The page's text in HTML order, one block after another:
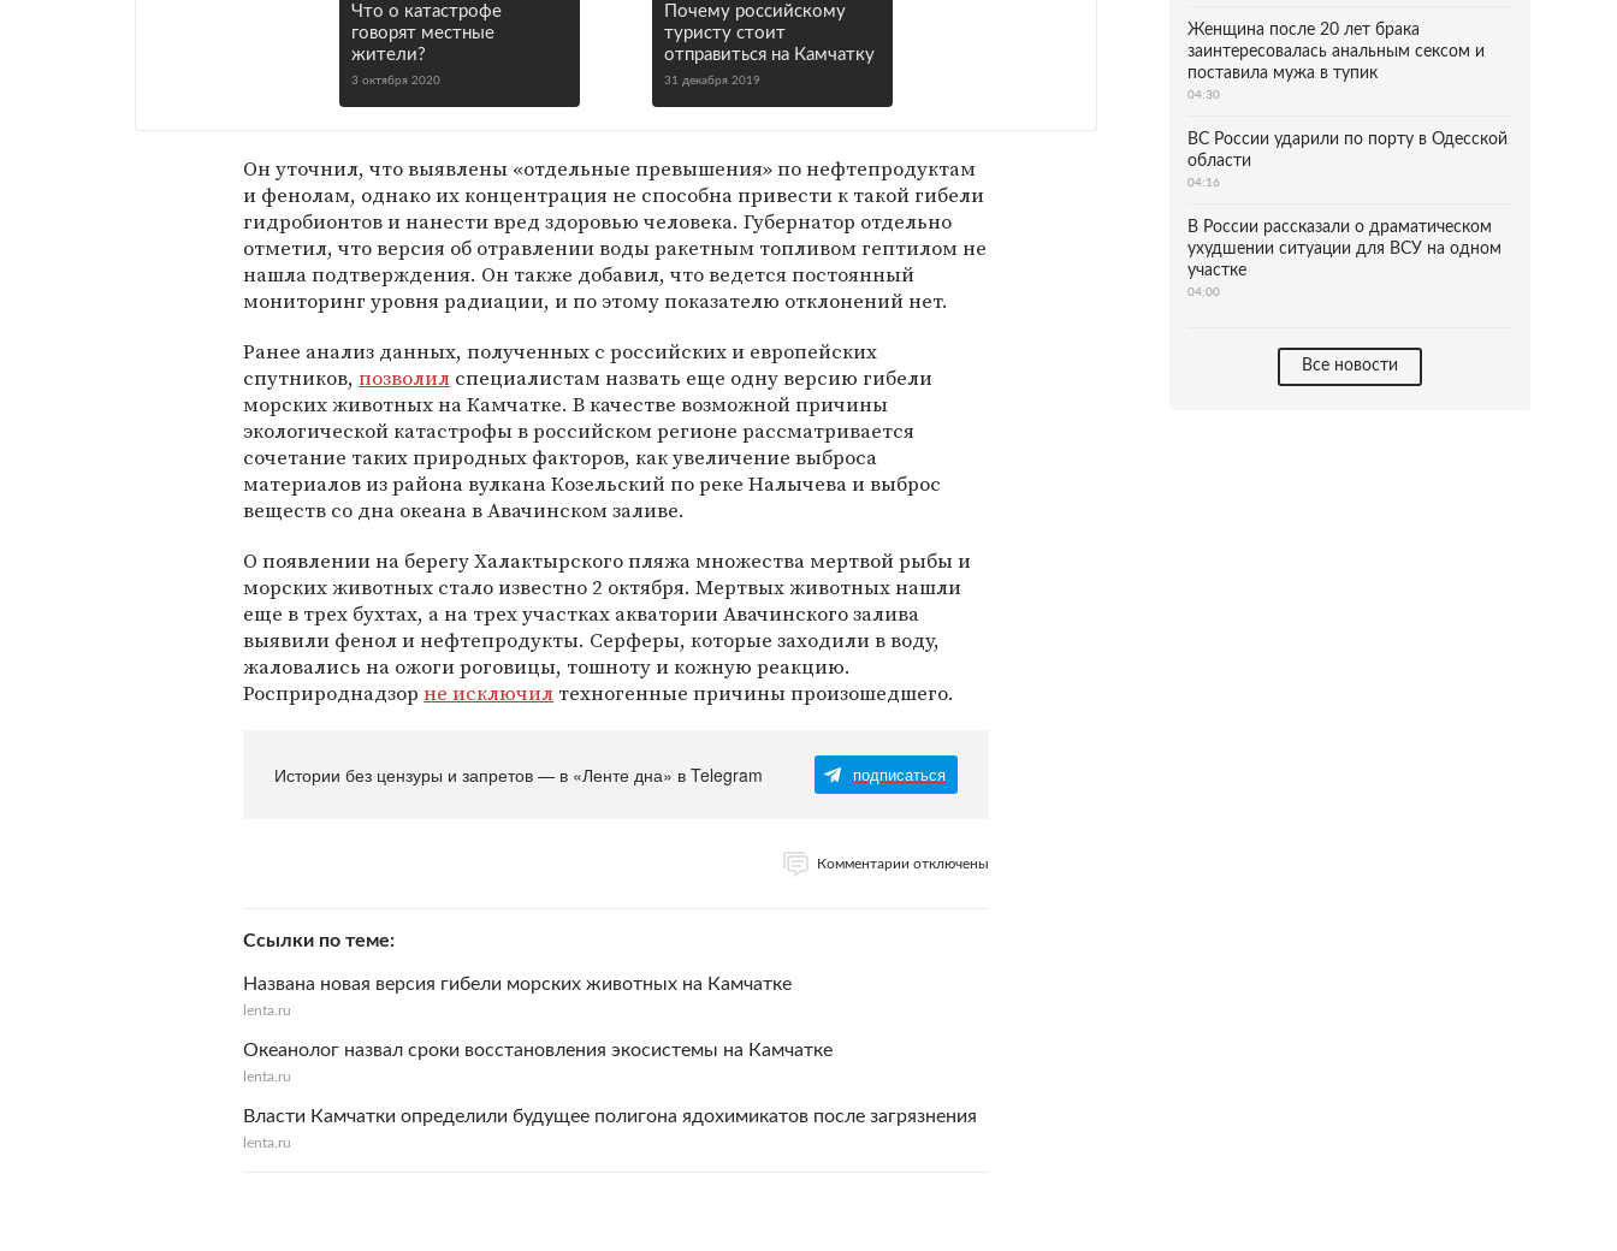
Что о катастрофе
говорят местные
жители?
3 октября 2020
Почему российскому
туристу стоит
отправиться на Камчатку
31 декабря 2019
Он уточнил, что выявлены «отдельные превышения» по нефтепродуктам
и фенолам, однако их концентрация не способна привести к такой гибели
гидробионтов и нанести вред здоровью человека. Губернатор отдельно
отметил, что версия об отравлении воды ракетным топливом гептилом не
нашла подтверждения. Он также добавил, что ведется постоянный
мониторинг уровня радиации, и по этому показателю отклонений нет.
Ранее анализ данных, полученных с российских и европейских
спутников, позволил специалистам назвать еще одну версию гибели
морских животных на Камчатке. В качестве возможной причины
экологической катастрофы в российском регионе рассматривается
сочетание таких природных факторов, как увеличение выброса
материалов из района вулкана Козельский по реке Налычева и выброс
веществ со дна океана в Авачинском заливе.
О появлении на берегу Халактырского пляжа множества мертвой рыбы и
морских животных стало известно 2 октября. Мертвых животных нашли
еще в трех бухтах, а на трех участках акватории Авачинского залива
выявили фенол и нефтепродукты. Серферы, которые заходили в воду,
жаловались на ожоги роговицы, тошноту и кожную реакцию.
Росприроднадзор не исключил техногенные причины произошедшего.
Истории без цензуры и запретов — в «Ленте дна» в Telegram подписаться
Комментарии отключены
Ссылки по теме
Названа новая версия гибели морских животных на Камчатке
lenta.ru
Океанолог назвал сроки восстановления экосистемы на Камчатке
lenta.ru
Власти Камчатки определили будущее полигона ядохимикатов после загрязнения
lenta.ru
Женщина после 20 лет брака
заинтересовалась анальным сексом и
поставила мужа в тупик
04:30
ВС России ударили по порту в Одесской
области
04:16
В России рассказали о драматическом
ухудшении ситуации для ВСУ на одном
участке
04:00
Все новости